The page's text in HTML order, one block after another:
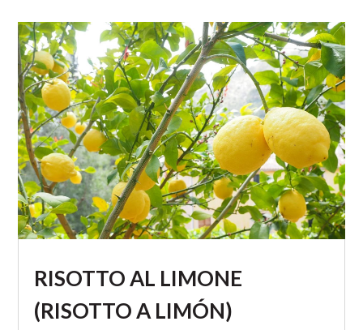
RISOTTO AL LIMONE
(RISOTTO A LIMÓN)